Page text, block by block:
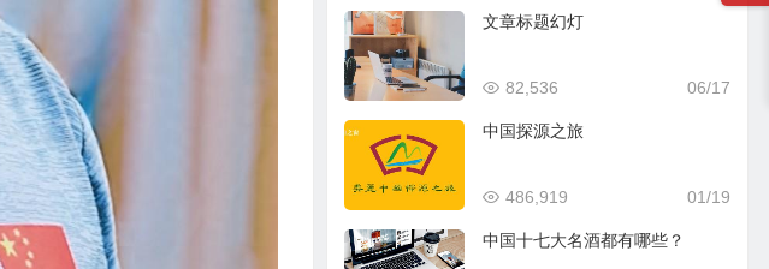
文章标题幻灯
06/17
82,536
中国探源之旅
01/19
486,919
中国十七大名酒都有哪些？